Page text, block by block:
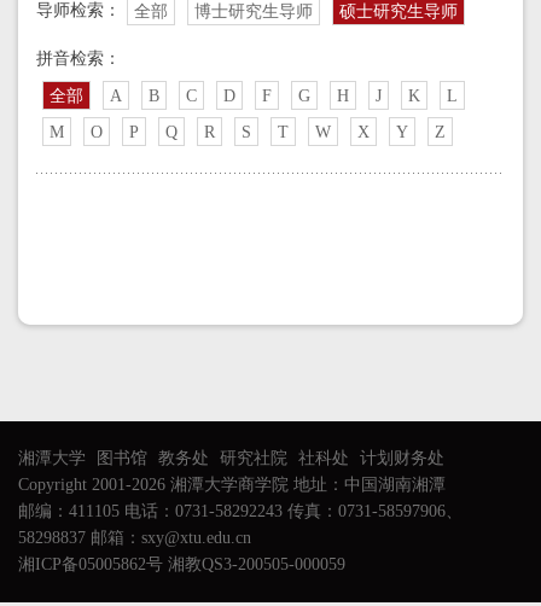
导师检索： 全部 博士研究生导师 硕士研究生导师
拼音检索：
全部 A B C D F G H J K
L
M
O P Q R S T W X Y Z
湘潭大学 图书馆 教务处 研究社院 社科处
计划财务处
Copyright 2001-2026 湘潭大学商学院 地址：中国湖南湘潭
邮编：411105 电话：0731-58292243 传真：0731-58597906、
58298837 邮箱：sxy@xtu.edu.cn
湘ICP备05005862号 湘教QS3-200505-000059